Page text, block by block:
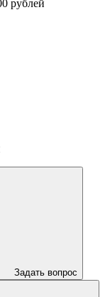
рублей
Задать вопрос